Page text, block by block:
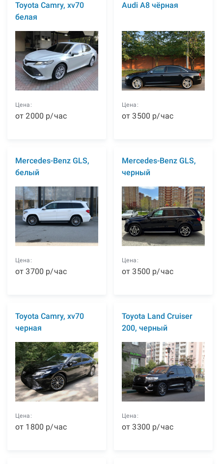
Toyota Camry, xv70
белая
Цена:
от2000 р/час
Audi A8 чёрная
Цена:
от3500 р/час
Mercedes-Benz GLS,
белый
Цена:
от3700 р/час
Mercedes-Benz GLS,
черный
Цена:
от3500 р/час
Toyota Camry, xv70
черная
Цена:
от 1800 р/час
Toyota Land Cruiser
200, черный
Цена:
от3300 р/час